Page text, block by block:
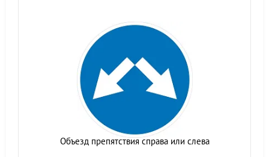
Объезд препятствия справа или слева